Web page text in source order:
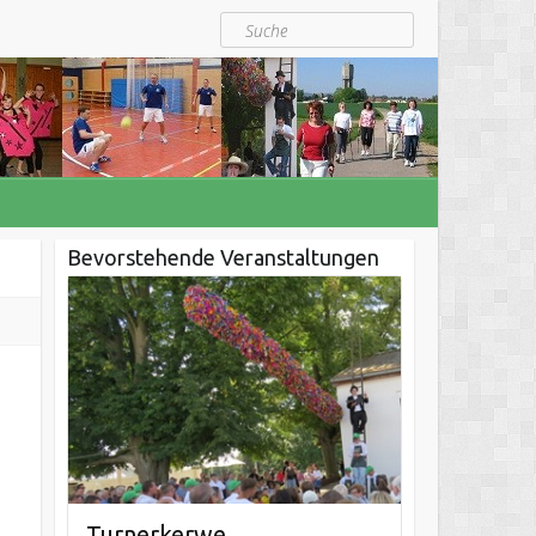
Suche
Bevorstehende Veranstaltungen